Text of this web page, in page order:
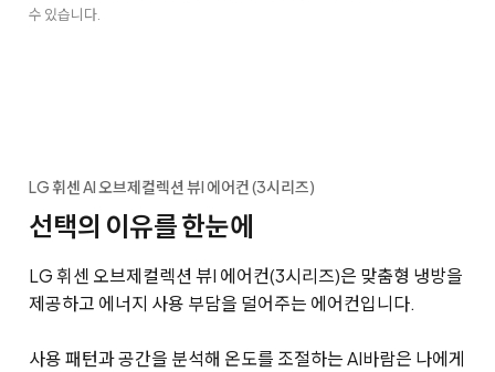
수 있습니다.
LG 휘센 AI 오브제컬렉션 뷰I 에어컨 (3시리즈)
선택의 이유를 한눈에
LG 휘센 오브제컬렉션 뷰I 에어컨(3시리즈)은 맞춤형 냉방을
제공하고 에너지 사용 부담을 덜어주는 에어컨입니다.
사용 패턴과 공간을 분석해 온도를 조절하는 AI바람은 나에게